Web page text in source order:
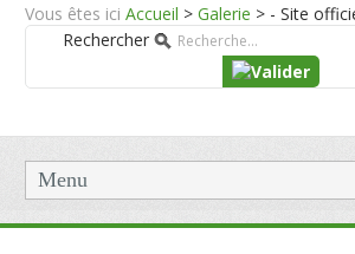
Vous êtes ici Accueil > Galerie > - Site
Rechercher
Menu